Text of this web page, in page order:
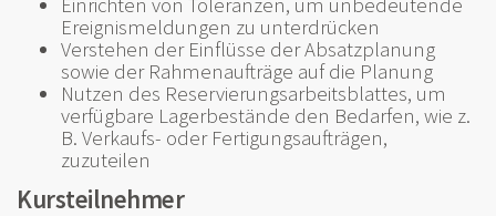
Ereignismeldungen zu unterdrücken
Verstehen der Einflüsse der Absatzplanung
sowie der Rahmenaufträge auf die Planung
Nutzen des Reservierungsarbeitsblattes, um
verfügbare Lagerbestände den Bedarfen, wie z.
B. Verkaufs- oder Fertigungsaufträgen,
zuzuteilen
Kursteilnehmer